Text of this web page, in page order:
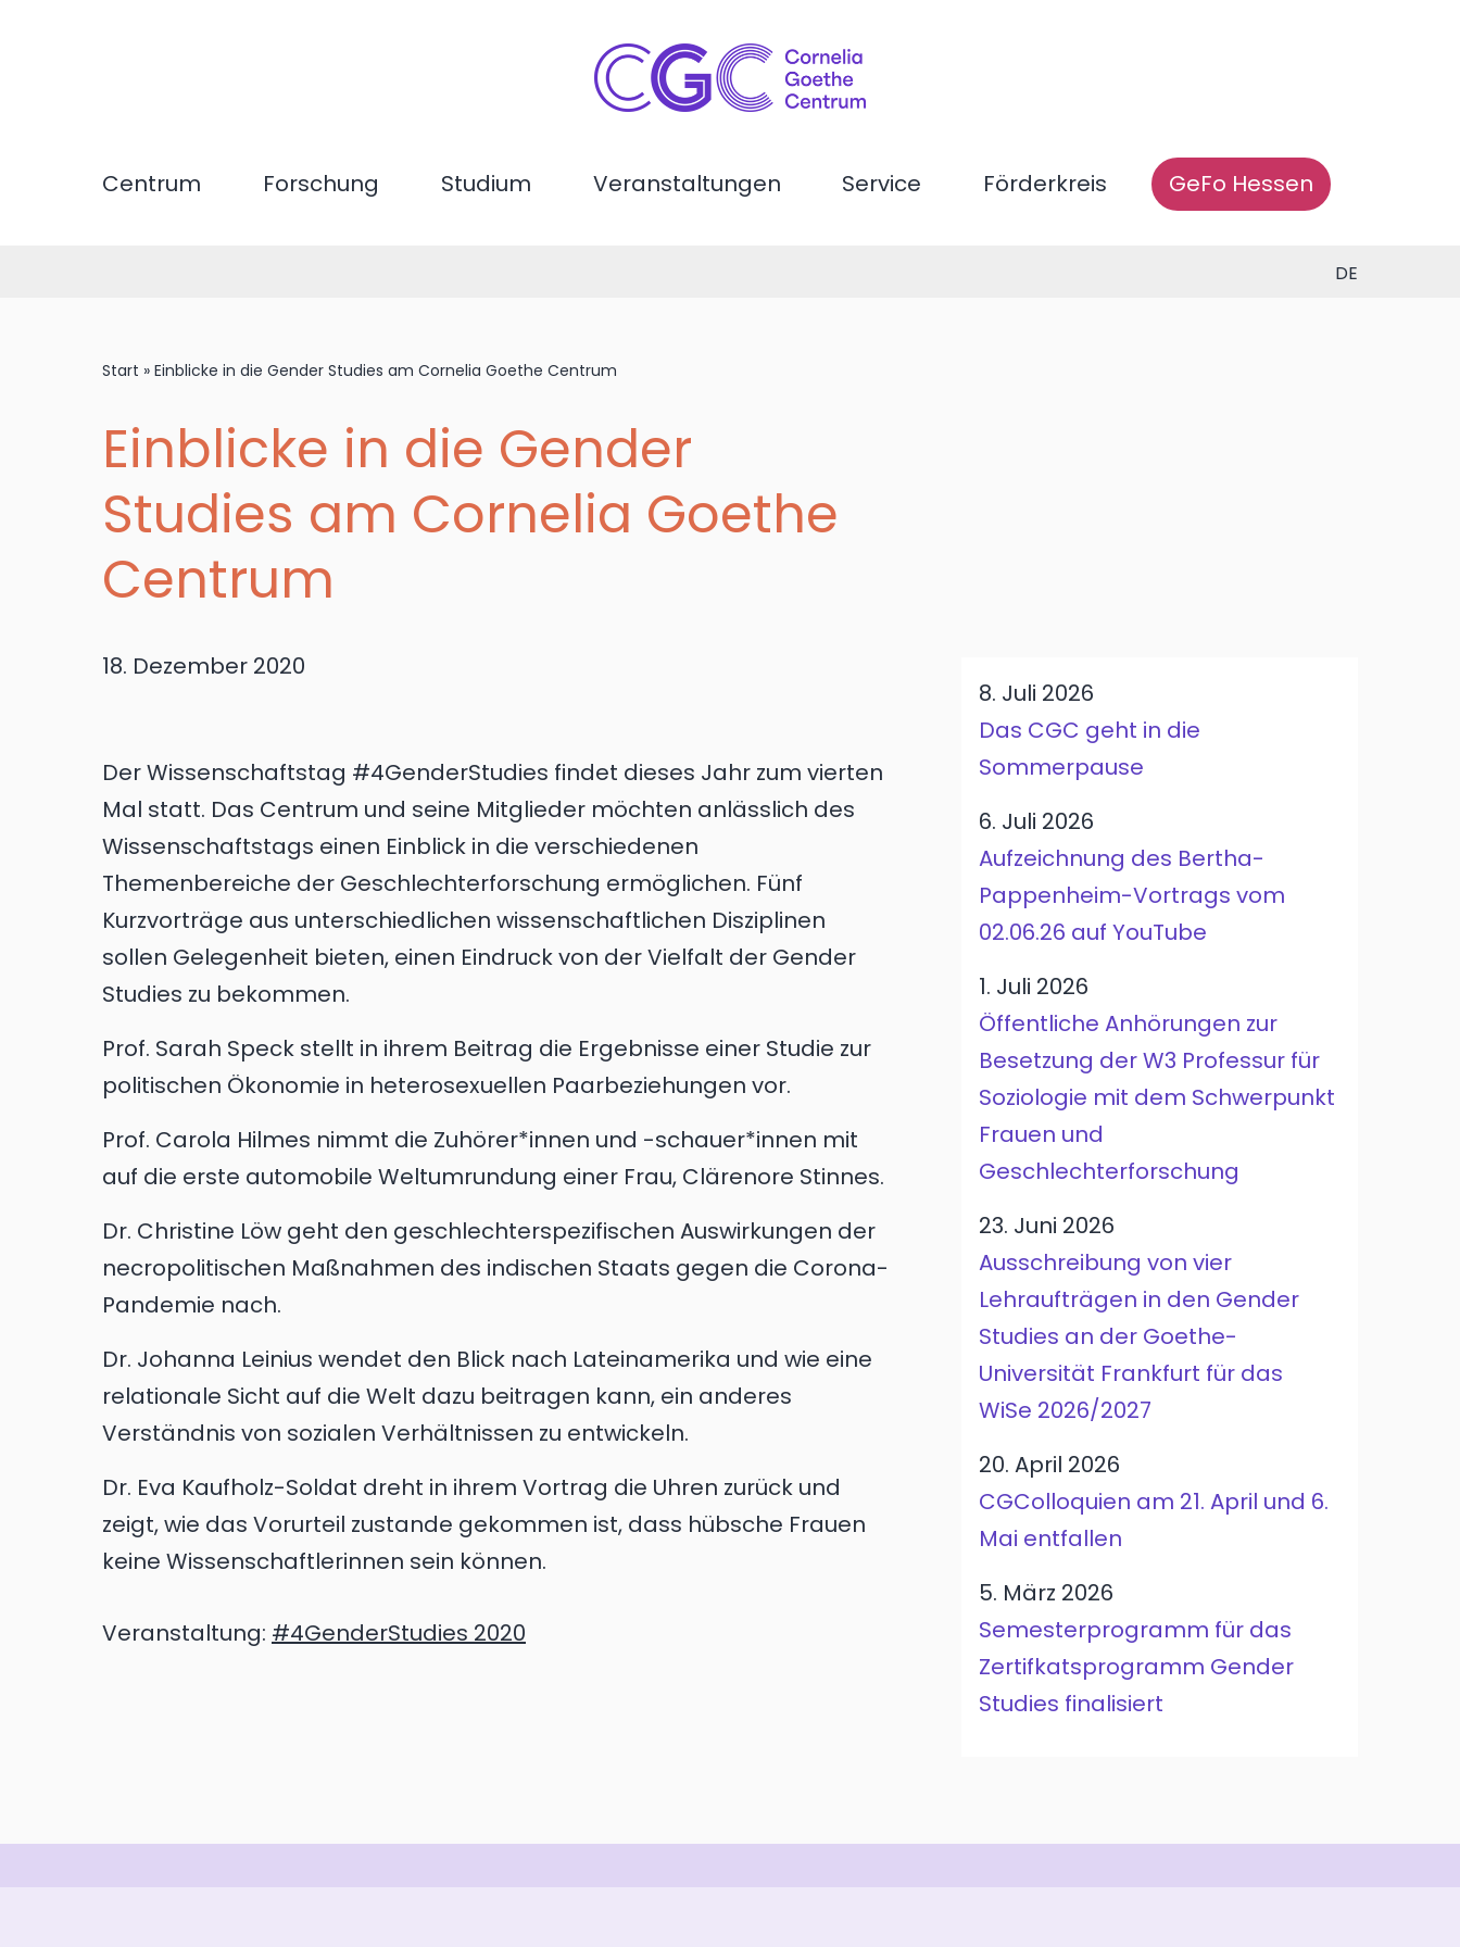
Centrum Forschung Studium Veranstaltungen Service Förderkreis GeFo Hessen
DE
Start » Einblicke in die Gender Studies am Cornelia Goethe Centrum
Einblicke in die Gender
Studies am Cornelia Goethe
Centrum
18. Dezember 2020
Der Wissenschaftstag #4GenderStudies findet dieses Jahr zum vierten
Mal statt. Das Centrum und seine Mitglieder möchten anlässlich des
Wissenschaftstags einen Einblick in die verschiedenen
Themenbereiche der Geschlechterforschung ermöglichen. Fünf
Kurzvorträge aus unterschiedlichen wissenschaftlichen Disziplinen
sollen Gelegenheit bieten, einen Eindruck von der Vielfalt der Gender
Studies zu bekommen.
Prof. Sarah Speck stellt in ihrem Beitrag die Ergebnisse einer Studie zur
politischen Ökonomie in heterosexuellen Paarbeziehungen vor.
Prof. Carola Hilmes nimmt die Zuhörer*innen und -schauer*innen mit
auf die erste automobile Weltumrundung einer Frau, Clärenore Stinnes.
Dr. Christine Löw geht den geschlechterspezifischen Auswirkungen der
necropolitischen Maßnahmen des indischen Staats gegen die Corona-
Pandemie nach.
Dr. Johanna Leinius wendet den Blick nach Lateinamerika und wie eine
relationale Sicht auf die Welt dazu beitragen kann, ein anderes
Verständnis von sozialen Verhältnissen zu entwickeln.
Dr. Eva Kaufholz-Soldat dreht in ihrem Vortrag die Uhren zurück und
zeigt, wie das Vorurteil zustande gekommen ist, dass hübsche Frauen
keine Wissenschaftlerinnen sein können.
Veranstaltung: #4GenderStudies 2020
8. Juli 2026
Das CGC geht in die
Sommerpause
6. Juli 2026
Aufzeichnung des Bertha-
Pappenheim-Vortrags vom
02.06.26 auf YouTube
1. Juli 2026
Öffentliche Anhörungen zur
Besetzung der W3 Professur für
Soziologie mit dem Schwerpunkt
Frauen und
Geschlechterforschung
23. Juni 2026
Ausschreibung von vier
Lehraufträgen in den Gender
Studies an der Goethe-
Universität Frankfurt für das
WiSe 2026/2027
20. April 2026
CGColloquien am 21. April und 6.
Mai entfallen
5. März 2026
Semesterprogramm für das
Zertifkatsprogramm Gender
Studies finalisiert